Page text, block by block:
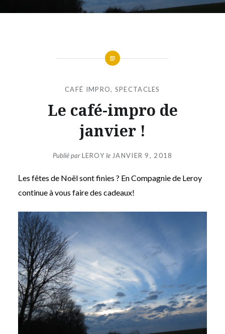
CAFÉ IMPRO, SPECTACLES
Le café-impro de
janvier !
Publié parLEROYle JANVIER 9, 2018
Les fêtes de Noël sont finies ? En Compagnie de Leroy
continue à vous faire des cadeaux!